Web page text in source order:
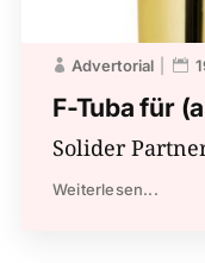
F-Tuba für
Advertorial
Solider
Weiterlesen...